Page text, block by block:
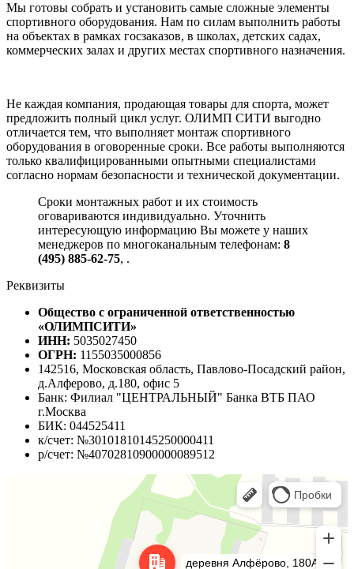
Мы готовы собрать и установить самые сложные элементы
спортивного оборудования. Нам по силам выполнить работы
на объектах в рамках госзаказов, в школах, детских садах,
коммерческих залах и других местах спортивного назначения.
Не каждая компания, продающая товары для спорта, может
предложить полный цикл услуг. ОЛИМП СИТИ выгодно
отличается тем, что выполняет монтаж спортивного
оборудования в оговоренные сроки. Все работы выполняются
только квалифицированными опытными специалистами
согласно нормам безопасности и технической документации.
Сроки монтажных работ и их стоимость
оговариваются индивидуально. Уточнить
интересующую информацию Вы можете у наших
менеджеров по многоканальным телефонам: 8
(495) 885-62-75, .
Реквизиты
Общество с ограниченной ответственностью
«ОЛИМПСИТИ»
ИНН: 5035027450
ОГРН: 1155035000856
142516, Московская область, Павлово-Посадский район,
д.Алферово, д.180, офис 5
Банк: Филиал "ЦЕНТРАЛЬНЫЙ" Банка ВТБ ПАО
г.Москва
БИК: 044525411
к/счет: №30101810145250000411
р/счет: №40702810900000089512